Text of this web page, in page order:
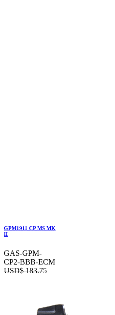
GPM1911 CP MS MK
II
GAS-GPM-
CP2-BBB-ECM
USD$183.75